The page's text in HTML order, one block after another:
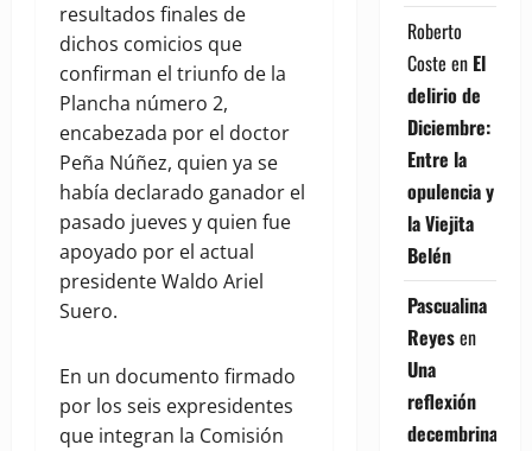
resultados finales de
dichos comicios que
confirman el triunfo de la
Plancha número 2,
encabezada por el doctor
Peña Núñez, quien ya se
había declarado ganador el
pasado jueves y quien fue
apoyado por el actual
presidente Waldo Ariel
Suero.
En un documento firmado
por los seis expresidentes
que integran la Comisión
Roberto
Coste en El
delirio de
Diciembre:
Entre la
opulencia y
la Viejita
Belén
Pascualina
Reyesen
Una
reflexión
decembrina